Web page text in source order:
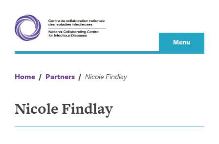
content
Menu
Home / Partners / Nicole Findlay
Nicole Findlay